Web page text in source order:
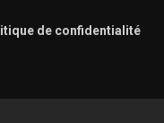
de confidentialité